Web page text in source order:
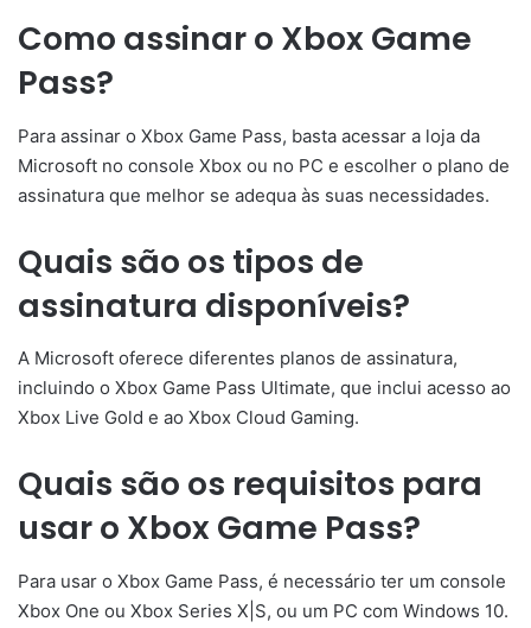
Como assinar o Xbox Game
Pass?
Para assinar o Xbox Game Pass, basta acessar a loja da
Microsoft no console Xbox ou no PC e escolher o plano de
assinatura que melhor se adequa às suas necessidades.
Quais são os tipos de
assinatura disponíveis?
A Microsoft oferece diferentes planos de assinatura,
incluindo o Xbox Game Pass Ultimate, que inclui acesso ao
Xbox Live Gold e ao Xbox Cloud Gaming.
Quais são os requisitos para
usar o Xbox Game Pass?
Para usar o Xbox Game Pass, é necessário ter um console
Xbox One ou Xbox Series X|S, ou um PC com Windows 10.